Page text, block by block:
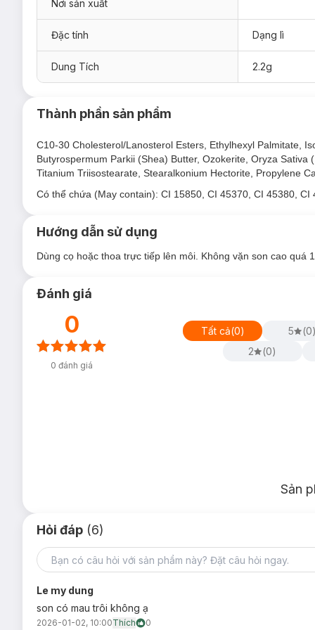
Hiện dòng Son Lip On Lip Water Color 2.2g
Màu Hồng Đỏ - Red Pink
Màu Cam Đỏ - Red Orange
Màu Đỏ Mọng - Juicy Red
Màu Cam Đào - Peach Orange
Nơi sản xuất
Đặc tính Dạng lì
Dung Tích 2.2g
Thành phần sản phẩm
C10-30 Cholesterol/Lanosterol Esters, Ethylhexyl Palmitate,
Butyrospermum Parkii (Shea) Butter, Ozokerite, Oryza
Titanium Triisostearate, Stearalkonium Hectorite, Propylene
Có thể chứa (May contain): CI 15850, CI 45370, CI 45380, CI
Hướng dẫn sử dụng
Dùng cọ hoặc thoa trực tiếp lên môi. Không vặn son cao quá
Đánh giá
0
0 đánh giá
Tất cả(0) 5 (0
2
(0)
Sản
Hỏi đáp (6)
Le my dung
son có mau trôi không ạ
2026-01-02, 10:00Thích 0